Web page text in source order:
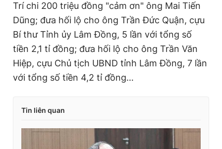
Trí chi 200 triệu đồng "cảm ơn" ông Mai Tiến
Dũng; đưa hối lộ cho ông Trần Đức Quận, cựu
Bí thư Tỉnh ủy Lâm Đồng, 5 lần với tổng số
tiền 2,1 tỉ đồng; đưa hối lộ cho ông Trần Văn
Hiệp, cựu Chủ tịch UBND tỉnh Lâm Đồng, 7 lần
với tổng số tiền 4,2 tỉ đồng…
Tin liên quan